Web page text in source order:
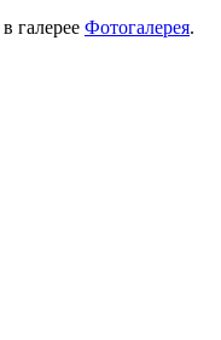
в галерее Фотогалерея.